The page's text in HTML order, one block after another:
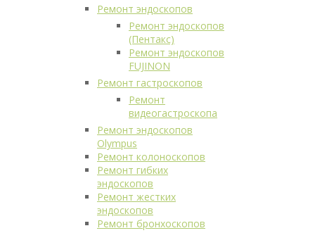
Ремонт эндоскопов
Ремонт эндоскопов
(Пентакс)
Ремонт эндоскопов
FUJINON
Ремонт гастроскопов
Ремонт
видеогастроскопа
Ремонт эндоскопов
Olympus
Ремонт колоноскопов
Ремонт гибких
эндоскопов
Ремонт жестких
эндоскопов
Ремонт бронхоскопов